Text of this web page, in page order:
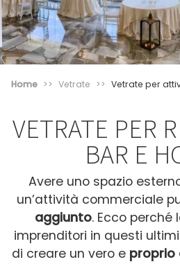
Home Vetrate Vetrate per
VETRATE PER
BAR E
Avere uno spazio
un’attività commerciale
aggiunto. Ecco perché
imprenditori in questi
di creare un vero e proprio